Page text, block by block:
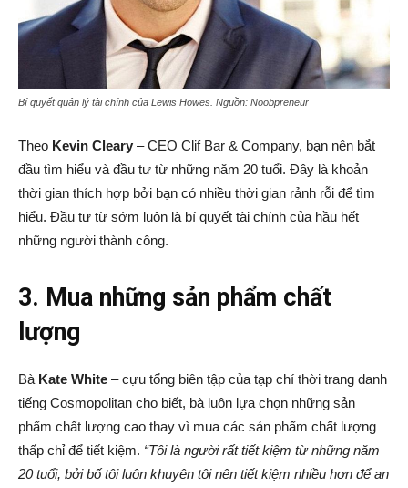
Bí quyết quản lý tài chính của Lewis Howes Nguồn: Noobpreneur
Theo Kevin Cleary – CEO Clif Bar & Company, bạn nên bắt
đầu tìm hiểu và đầu tư từ những năm 20 tuổi. Đây là khoản
thời gian thích hợp bởi bạn có nhiều thời gian rảnh rỗi để tìm
hiểu. Đầu tư từ sớm luôn là bí quyết tài chính của hầu hết
những người thành công.
3. Mua những sản phẩm chất
lượng
Bà Kate White – cựu tổng biên tập của tạp chí thời trang danh
tiếng Cosmopolitan cho biết, bà luôn lựa chọn những sản
phẩm chất lượng cao thay vì mua các sản phẩm chất lượng
thấp chỉ để tiết kiệm. “Tôi là người rất tiết kiệm từ những năm
20 tuổi, bởi bố tôi luôn khuyên tôi nên tiết kiệm nhiều hơn để an